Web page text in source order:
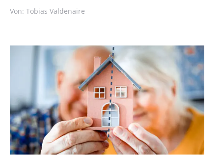
Von: Tobias Valdenaire